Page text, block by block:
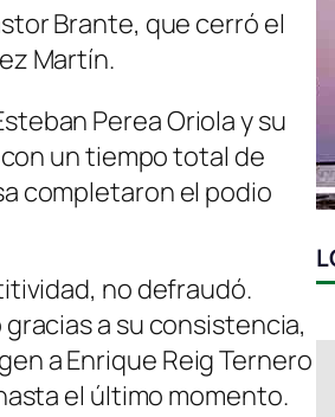
Brante, que cerró el
Martín.
Perea Oriola y su
un tiempo total de
completaron el podio
no defraudó.
a su consistencia,
a Enrique Reig Ternero
el último momento.